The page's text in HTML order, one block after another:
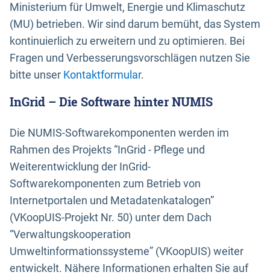
Ministerium für Umwelt, Energie und Klimaschutz
(MU) betrieben. Wir sind darum bemüht, das System
kontinuierlich zu erweitern und zu optimieren. Bei
Fragen und Verbesserungsvorschlägen nutzen Sie
bitte unser Kontaktformular.
InGrid – Die Software hinter NUMIS
Die NUMIS-Softwarekomponenten werden im
Rahmen des Projekts “InGrid - Pflege und
Weiterentwicklung der InGrid-
Softwarekomponenten zum Betrieb von
Internetportalen und Metadatenkatalogen”
(VKoopUIS-Projekt Nr. 50) unter dem Dach
“Verwaltungskooperation
Umweltinformationssysteme” (VKoopUIS) weiter
entwickelt. Nähere Informationen erhalten Sie auf